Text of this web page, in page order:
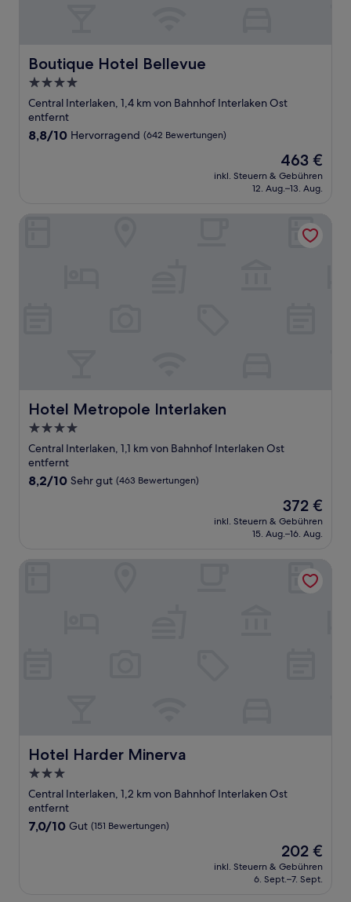
Boutique Hotel Bellevue
Boutique Hotel Bellevue
4.0-
Sterne-
Unterkunft
Central Interlaken, 1,4 km von Bahnhof Interlaken Ost
entfernt
8.8
8,8/10 Hervorragend (642 Bewertungen)
Der
Preis
beträgt
463 €
inkl. Steuern & Gebühren
12. Aug.–13. Aug.
Hotel Metropole Interlaken
Hotel Metropole Interlaken
4.0-
Sterne-
Unterkunft
Central Interlaken, 1,1 km von Bahnhof Interlaken Ost
entfernt
8.2
Bewertungen)
8,2/10 Sehr gut (463 Bewertungen)
Der
Preis
beträgt
372 €
inkl. Steuern & Gebühren
15. Aug.–16. Aug.
Hotel Harder Minerva
Hotel Harder Minerva
3.0-
Sterne-
Unterkunft
Central Interlaken, 1,2 km von Bahnhof Interlaken Ost
entfernt
7.0
7,0/10 Gut (151 Bewertungen)
Der
Preis
beträgt
202 €
inkl. Steuern & Gebühren
6. Sept.–7. Sept.